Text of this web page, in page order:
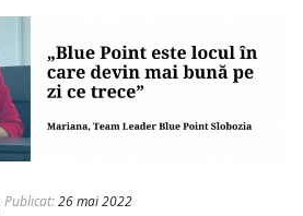
Publicat:26 mai 2022